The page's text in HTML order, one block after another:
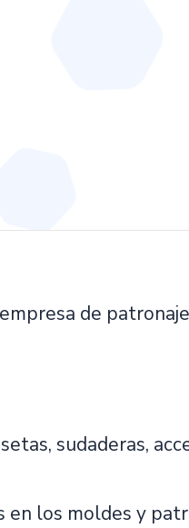
de
sudaderas,
en los moldes y